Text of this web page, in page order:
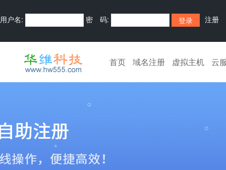
用户名: 密 码: 注册
首页 域名注册 虚拟主机 云